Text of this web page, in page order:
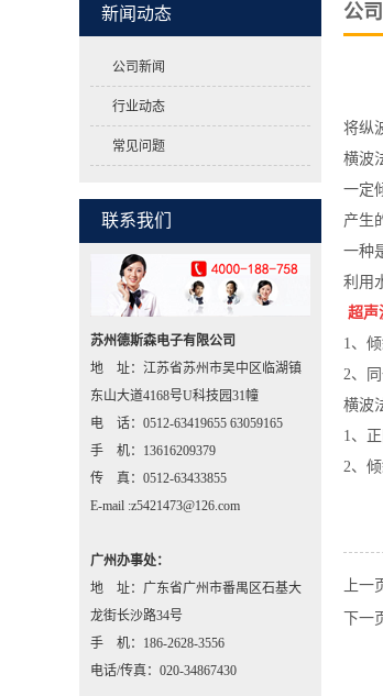
新闻动态
公司新闻
行业动态
常见问题
联系我们
苏州德斯森电子有限公司
地 址：江苏省苏州市吴中区临湖镇
东山大道4168号U科技园31幢
电 话：0512-63419655 63059165
手 机：13616209379
传 真：0512-63433855
E-mail :z5421473@126.com
广州办事处：
地 址：广东省广州市番禺区石基大
龙街长沙路34号
手 机：186-2628-3556
电话/传真：020-34867430
公
将纵
横波
一定
产生
一种
利用
超声
1、
2、
横波
1、
2、
上一
下一